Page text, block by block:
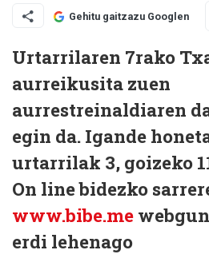
Gehitu gaitzazu Googlen
Urtarrilaren 7rako
aurreikusita zuen
aurrestreinaldiaren
egin da. Igande
urtarrilak 3, goizeko
On line bidezko
www.bibe.me
erdi lehenago